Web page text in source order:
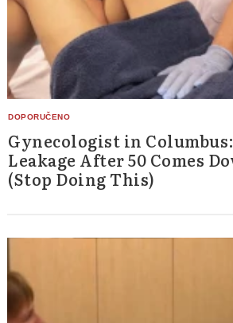
Gynecologist in
Leakage After 50 Comes
(Stop Doing This)